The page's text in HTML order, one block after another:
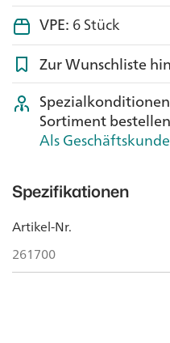
VPE:6 Stück
Zur Wunschliste
Sortiment
Als
Spezifikationen
Artikel-Nr.
261700